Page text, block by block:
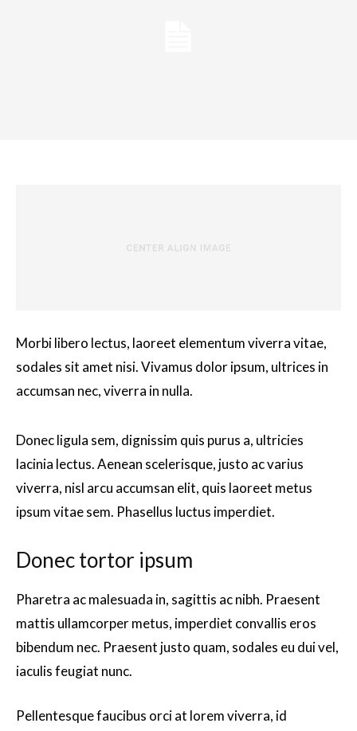
Morbi libero lectus, laoreet elementum viverra vitae,
sodales sit amet nisi. Vivamus dolor ipsum, ultrices in
accumsan nec, viverra in nulla.
Donec ligula sem, dignissim quis purus a, ultricies
lacinia lectus. Aenean scelerisque, justo ac varius
viverra, nisl arcu accumsan elit, quis laoreet metus
ipsum vitae sem. Phasellus luctus imperdiet.
Donec tortor ipsum
Pharetra ac malesuada in, sagittis ac nibh. Praesent
mattis ullamcorper metus, imperdiet convallis eros
bibendum nec. Praesent justo quam, sodales eu dui vel,
iaculis feugiat nunc.
Pellentesque faucibus orci at lorem viverra, id